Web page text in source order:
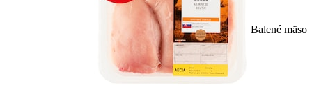
Balené mäso